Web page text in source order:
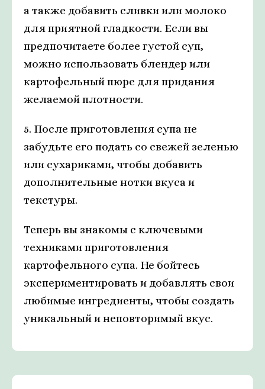
а также добавить сливки или молоко
для приятной гладкости. Если вы
предпочитаете более густой суп,
можно использовать блендер или
картофельный пюре для придания
желаемой плотности.
5. После приготовления супа не
забудьте его подать со свежей зеленью
или сухариками, чтобы добавить
дополнительные нотки вкуса и
текстуры.
Теперь вы знакомы с ключевыми
техниками приготовления
картофельного супа. Не бойтесь
экспериментировать и добавлять свои
любимые ингредиенты, чтобы создать
уникальный и неповторимый вкус.